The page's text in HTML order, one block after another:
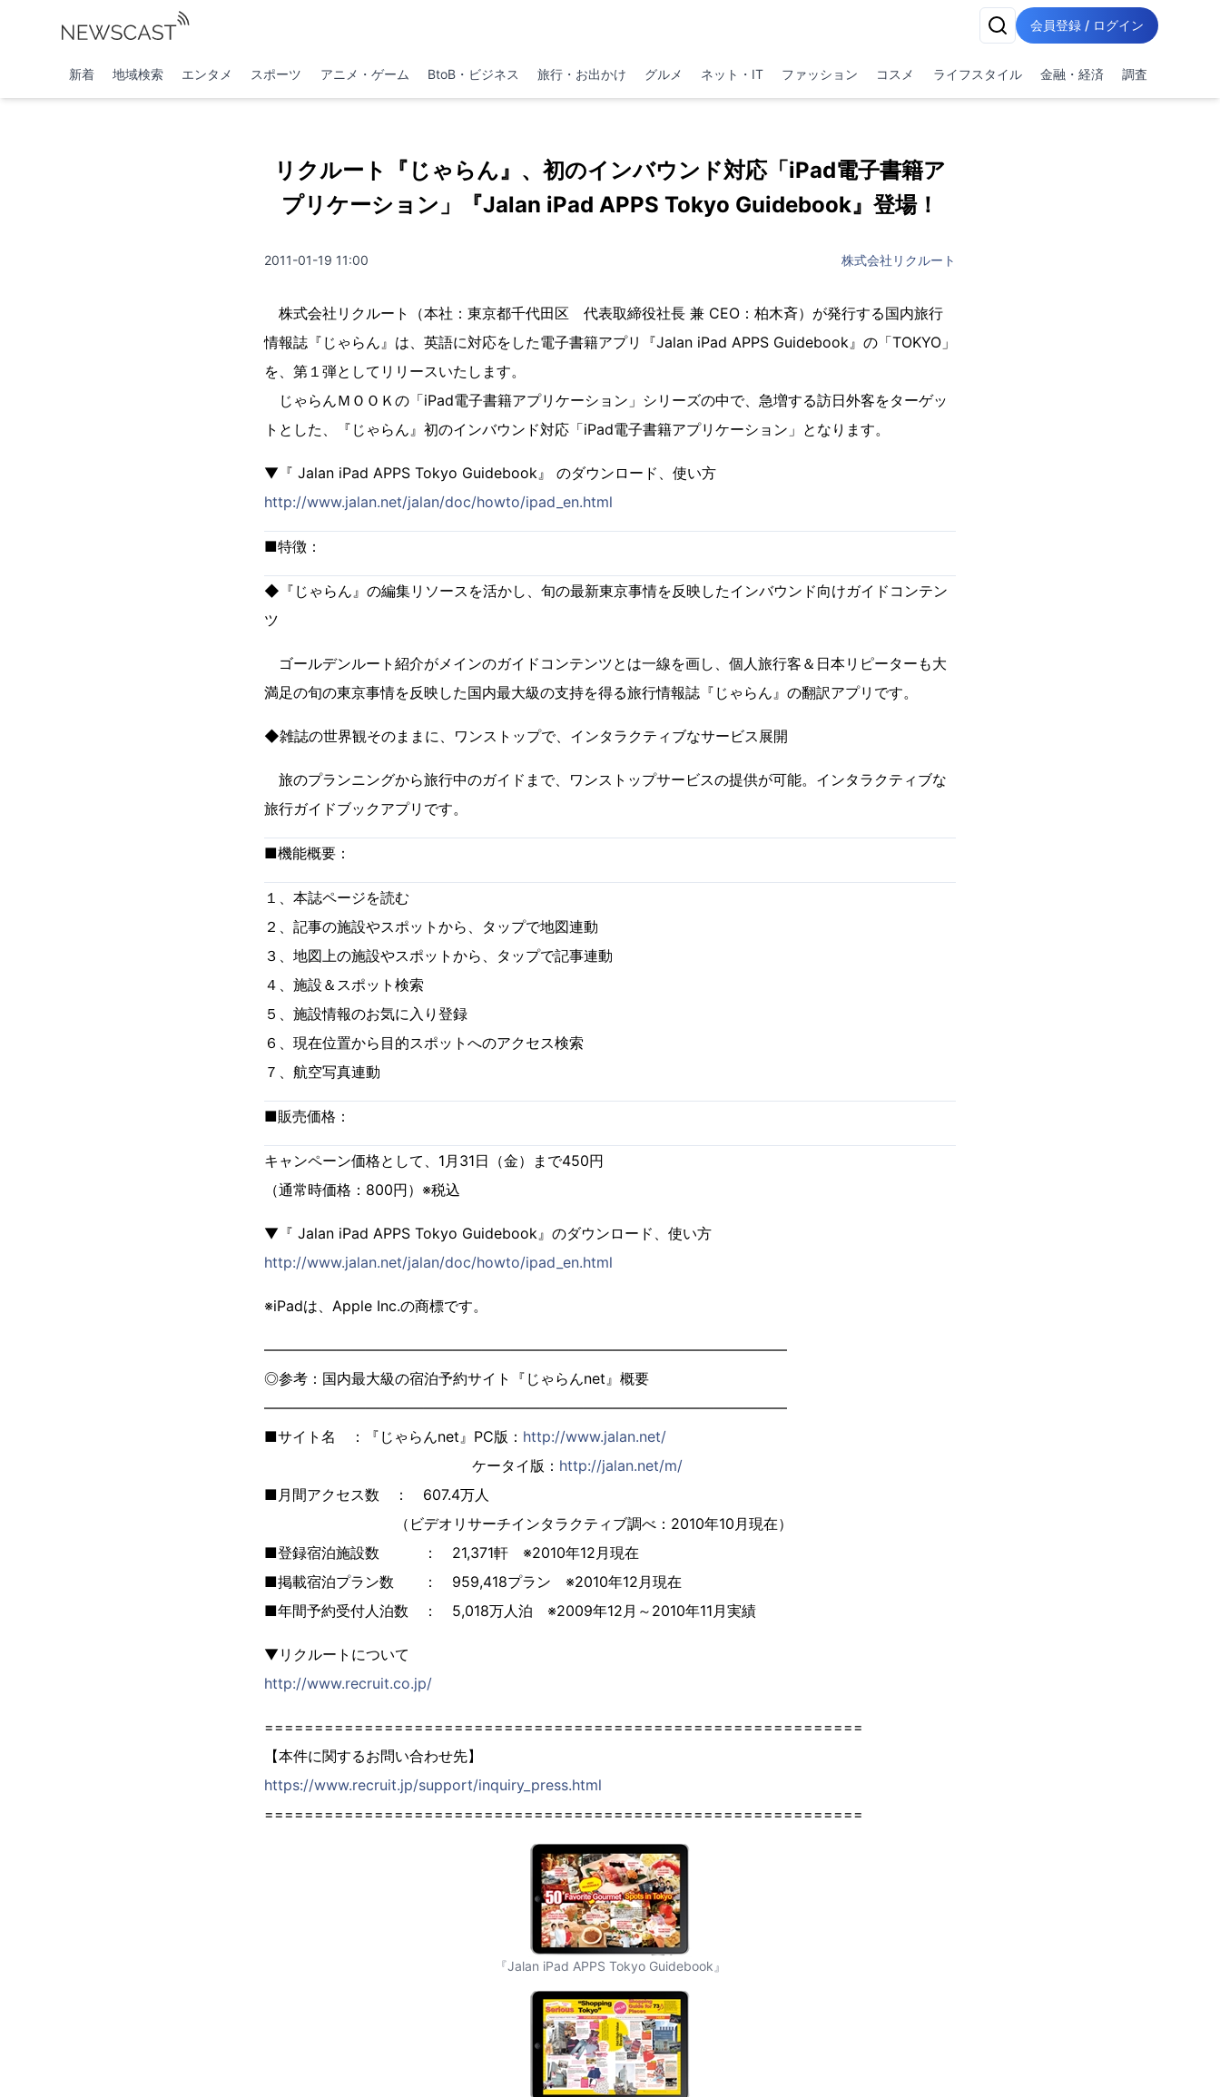
会員登録 / ログイン
新着 地域検索 エンタメ スポーツ アニメ・ゲーム BtoB・ビジネス 旅行・お出かけ グルメ ネット・IT ファッション コスメ ライフスタイル 金融・経済 調査
リクルート『じゃらん』、初のインバウンド対応「iPad電子書籍ア
プリケーション」『Jalan iPad APPS Tokyo Guidebook』登場！
2011-01-19 11:00 株式会社リクルート
株式会社リクルート（本社：東京都千代田区 代表取締役社長 兼 CEO：柏木斉）が発行する国内旅行
情報誌『じゃらん』は、英語に対応をした電子書籍アプリ『Jalan iPad APPS Guidebook』の「TOKYO」
を、第１弾としてリリースいたします。
じゃらんＭＯＯＫの「iPad電子書籍アプリケーション」シリーズの中で、急増する訪日外客をターゲッ
トとした、『じゃらん』初のインバウンド対応「iPad電子書籍アプリケーション」となります。
▼『 Jalan iPad APPS Tokyo Guidebook』 のダウンロード、使い方
http://www.jalan.net/jalan/doc/howto/ipad_en.html
■特徴：
◆『じゃらん』の編集リソースを活かし、旬の最新東京事情を反映したインバウンド向けガイドコンテン
ツ
ゴールデンルート紹介がメインのガイドコンテンツとは一線を画し、個人旅行客＆日本リピーターも大
満足の旬の東京事情を反映した国内最大級の支持を得る旅行情報誌『じゃらん』の翻訳アプリです。
◆雑誌の世界観そのままに、ワンストップで、インタラクティブなサービス展開
旅のプランニングから旅行中のガイドまで、ワンストップサービスの提供が可能。インタラクティブな
旅行ガイドブックアプリです。
■機能概要：
１、本誌ページを読む
２、記事の施設やスポットから、タップで地図連動
３、地図上の施設やスポットから、タップで記事連動
４、施設＆スポット検索
５、施設情報のお気に入り登録
６、現在位置から目的スポットへのアクセス検索
７、航空写真連動
■販売価格：
キャンペーン価格として、1月31日（金）まで450円
（通常時価格：800円）※税込
▼『 Jalan iPad APPS Tokyo Guidebook』のダウンロード、使い方
http://www.jalan.net/jalan/doc/howto/ipad_en.html
※iPadは、Apple Inc.の商標です。
――――――――――――――――――――――――――――――――――――
◎参考：国内最大級の宿泊予約サイト『じゃらんnet』概要
――――――――――――――――――――――――――――――――――――
■サイト名 ：『じゃらんnet』PC版： http://www.jalan.net/
ケータイ版： http://jalan.net/m/
■月間アクセス数 ： 607.4万人
（ビデオリサーチインタラクティブ調べ：2010年10月現在）
■登録宿泊施設数 ： 21,371軒 ※2010年12月現在
■掲載宿泊プラン数 ： 959,418プラン ※2010年12月現在
■年間予約受付人泊数 ： 5,018万人泊 ※2009年12月～2010年11月実績
▼リクルートについて
http://www.recruit.co.jp/
============================================================
【本件に関するお問い合わせ先】
https://www.recruit.jp/support/inquiry_press.html
============================================================
『Jalan iPad APPS Tokyo Guidebook』